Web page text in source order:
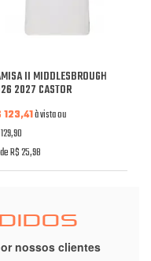
II MIDDLESBROUGH
2027 CASTOR
123,41à vista ou
R$ 25,98
nossos clientes